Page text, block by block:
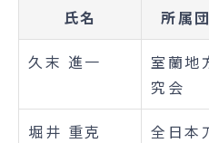
氏名 所属
久末 進一
室蘭地
究会
堀井 重克 全日本